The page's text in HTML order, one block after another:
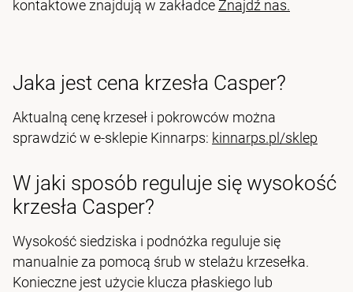
kontaktowe znajdują w zakładce Znajdź nas.
Jaka jest cena krzesła Casper?
Aktualną cenę krzeseł i pokrowców można
sprawdzić w e-sklepie Kinnarps: kinnarps.pl/sklep
W jaki sposób reguluje się wysokość
krzesła Casper?
Wysokość siedziska i podnóżka reguluje się
manualnie za pomocą śrub w stelażu krzesełka.
Konieczne jest użycie klucza płaskiego lub